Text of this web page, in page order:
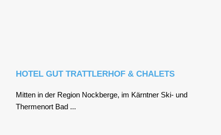
HOTEL GUT TRATTLERHOF & CHALETS
Mit­ten in der Regi­on Nock­ber­ge, im Kärnt­ner Ski- und
Ther­men­ort Bad ...